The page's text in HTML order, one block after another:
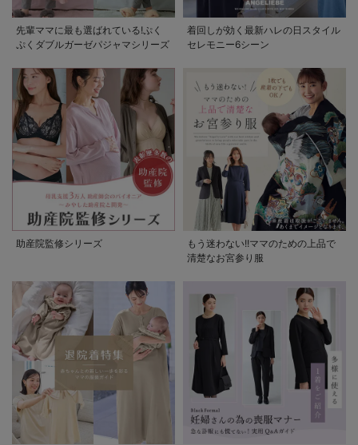
先輩ママに最も選ばれている!ぷく
ぷくダブルガーゼパジャマシリーズ
着回しが効く最新ハレの日スタイル
セレモニー6シーン
助産院監修シリーズ
もう迷わない!!ママのための上品で
清楚なお宮参り服